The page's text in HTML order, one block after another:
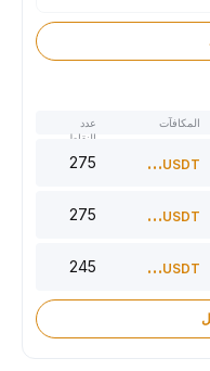
النقاط
300
220
150